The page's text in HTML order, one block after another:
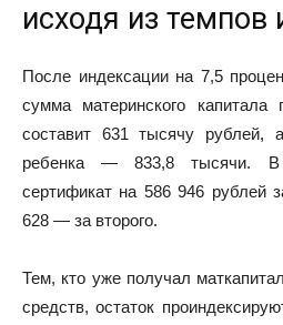
исходя из темпов
После индексации на 7,5
сумма материнского
составит 631 тысячу рублей,
ребенка — 833,8 тысячи. В
сертификат на 586 946 рублей
628 — за второго.
Тем, кто уже получал
средств, остаток